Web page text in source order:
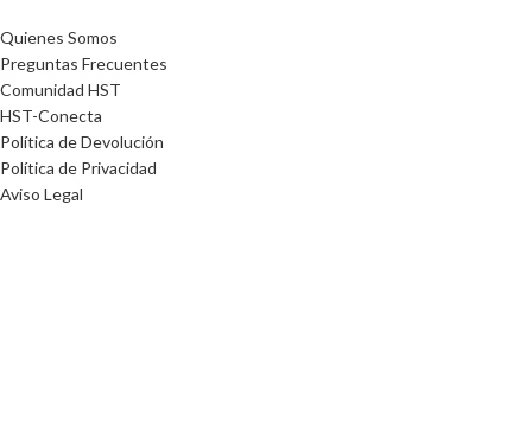
Quienes Somos
Preguntas Frecuentes
Comunidad HST
HST-Conecta
Política de Devolución
Política de Privacidad
Aviso Legal